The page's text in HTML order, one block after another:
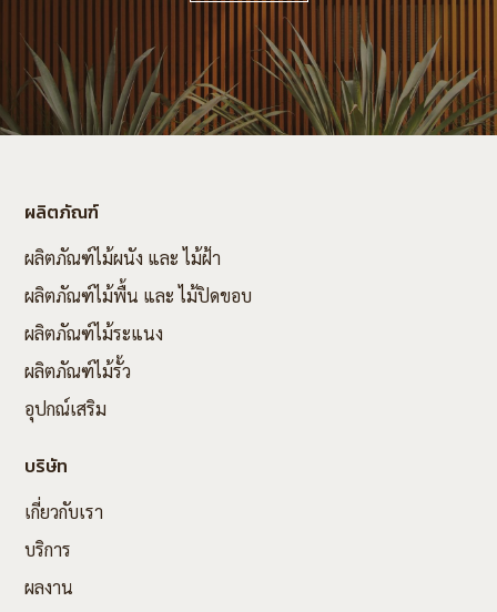
ผลิตภัณฑ์
ผลิตภัณฑ์ไม้ผนัง และ ไม้ฝ้า
ผลิตภัณฑ์ไม้พื้น และ ไม้ปิดขอบ
ผลิตภัณฑ์ไม้ระแนง
ผลิตภัณฑ์ไม้รั้ว
อุปกณ์เสริม
บริษัท
เกี่ยวกับเรา
บริการ
ผลงาน